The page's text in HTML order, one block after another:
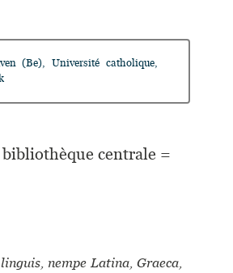
(Be), Université catholique,
centrale =
nempe Latina, Graeca,